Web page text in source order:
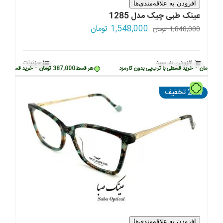
هر قسط387,000تومان • خرید قسطی با خرید قسطی با ترب‌پی بدون کارمزد
افزودن به علاقه‌مندی‌ها
عینک طبی چیک مدل 1285
1,848,000تومان قیمت
بود.
1,548,000 تومان
افزودن به سبد جزئیات
25% تخفیف
افزودن به علاقه‌مندی‌ها